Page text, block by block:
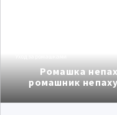
Ромашка
ромашник